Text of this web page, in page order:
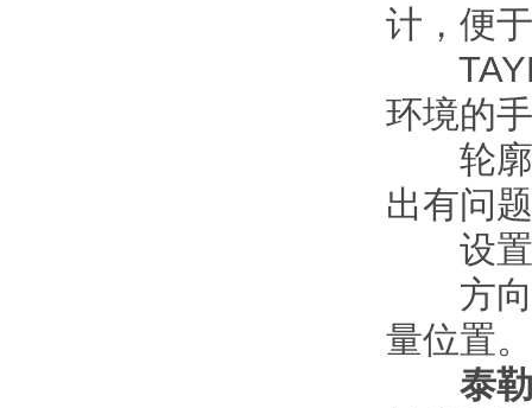
计，便
环境的
轮廓
出有问
设置
方向
量位置。
泰